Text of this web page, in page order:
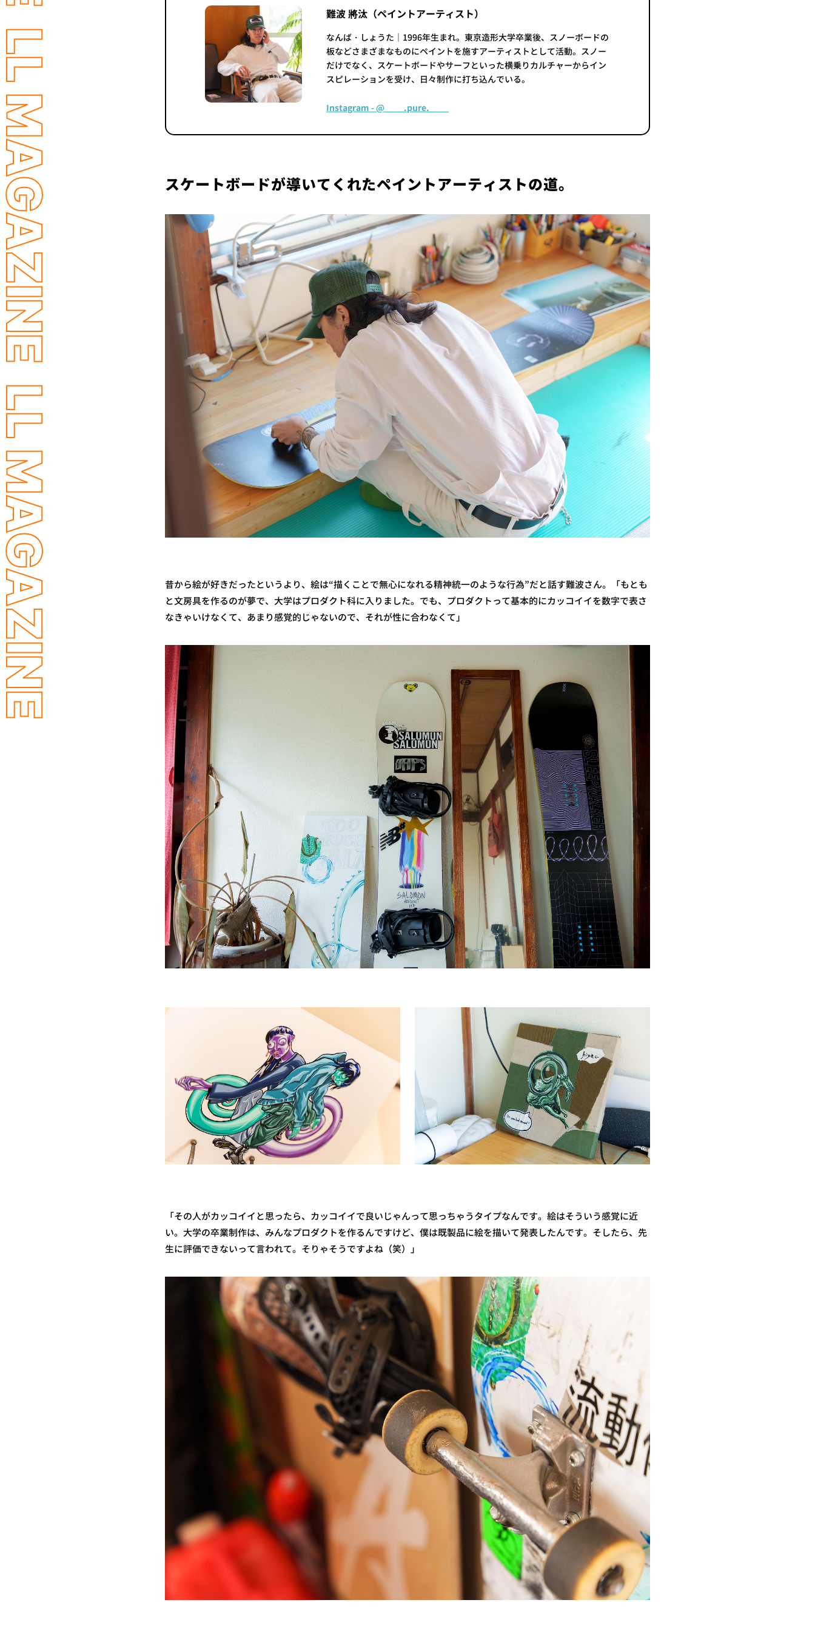
難波 將汰（ペイントアーティスト）
なんば・しょうた｜1996年生まれ。東京造形大学卒業後、スノーボードの
板などさまざまなものにペイントを施すアーティストとして活動。スノー
だけでなく、スケートボードやサーフといった横乗りカルチャーからイン
スピレーションを受け、日々制作に打ち込んでいる。
Instagram - @____.pure.____
スケートボードが導いてくれたペイントアーティストの道。
昔から絵が好きだったというより、絵は“描くことで無心になれる精神統一のような行為”だと話す難波さん。「もとも
と文房具を作るのが夢で、大学はプロダクト科に入りました。でも、プロダクトって基本的にカッコイイを数字で表さ
なきゃいけなくて、あまり感覚的じゃないので、それが性に合わなくて」
「その人がカッコイイと思ったら、カッコイイで良いじゃんって思っちゃうタイプなんです。絵はそういう感覚に近
い。大学の卒業制作は、みんなプロダクトを作るんですけど、僕は既製品に絵を描いて発表したんです。そしたら、先
生に評価できないって言われて。そりゃそうですよね（笑）」